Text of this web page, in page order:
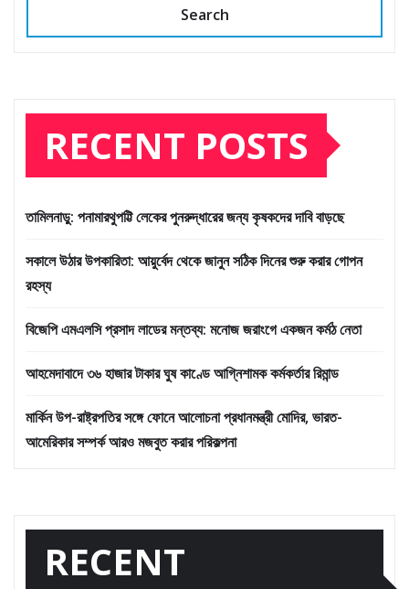
Search
RECENT POSTS
তামিলনাড়ু: পনামারথুপট্টি লেকের পুনরুদ্ধারের জন্য কৃষকদের দাবি বাড়ছে
সকালে উঠার উপকারিতা: আয়ুর্বেদ থেকে জানুন সঠিক দিনের শুরু করার গোপন
রহস্য
বিজেপি এমএলসি প্রসাদ লাডের মন্তব্য: মনোজ জরাংগে একজন কর্মঠ নেতা
আহমেদাবাদে ৩৬ হাজার টাকার ঘুষ কাণ্ডে আগ্নিশামক কর্মকর্তার রিমান্ড
মার্কিন উপ-রাষ্ট্রপতির সঙ্গে ফোনে আলোচনা প্রধানমন্ত্রী মোদির, ভারত-
আমেরিকার সম্পর্ক আরও মজবুত করার পরিকল্পনা
RECENT